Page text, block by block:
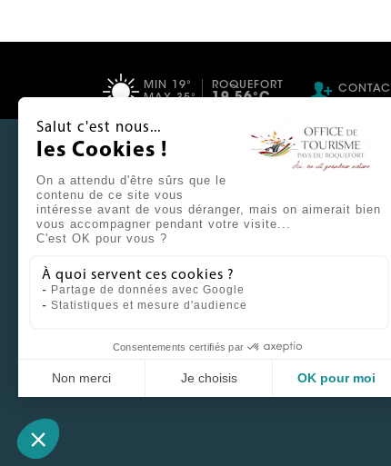
ROQUEFORT
19.56°C
MIN 19°
MAX 35°
AIE, IL PLEUT
TÉLÉTRAVAIL
NOS SUGGESTIONS
PAROLES D'AMBASSADEURS
Salut c'est nous...
les Cookies !
On a attendu d'être sûrs que le
contenu de ce site vous
intéresse avant de vous déranger, mais on aimerait bien
vous accompagner pendant votre visite...
C'est OK pour vous ?
À quoi servent ces cookies ?
Partage de données avec Google
Statistiques et mesure d'audience
Consentements certifiés par
Non merci Je choisis OK pour moi
Notre plateforme vous permet d'adapter et de